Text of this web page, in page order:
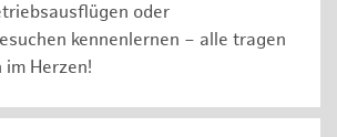
oder
kennenlernen – alle tragen
im Herzen!